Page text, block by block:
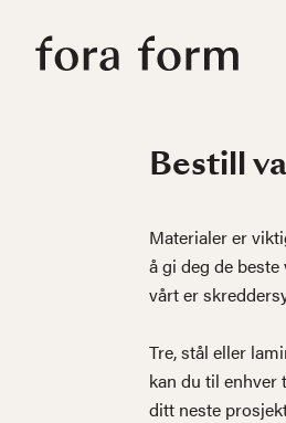
Bestill
Materialer er
å gi deg de
vårt er
Tre, stål eller
kan du til
ditt neste